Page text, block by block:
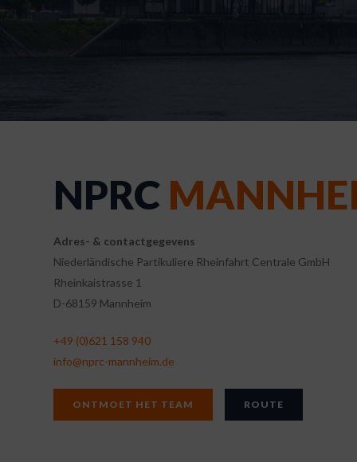
NPRC
Adres- & contactgegevens
Niederländische Partikuliere Rheinfahrt Centrale GmbH
Rheinkaistrasse 1
D-68159 Mannheim
+49 (0)621 158 940
info@nprc-mannheim.de
ONTMOET HET TEAM ROUTE